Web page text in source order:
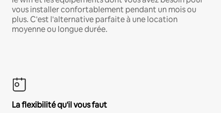
vous installer confortablement pendant un mois ou
plus. C'est l'alternative parfaite à une location
moyenne ou longue durée.
La flexibilité qu'il vous faut